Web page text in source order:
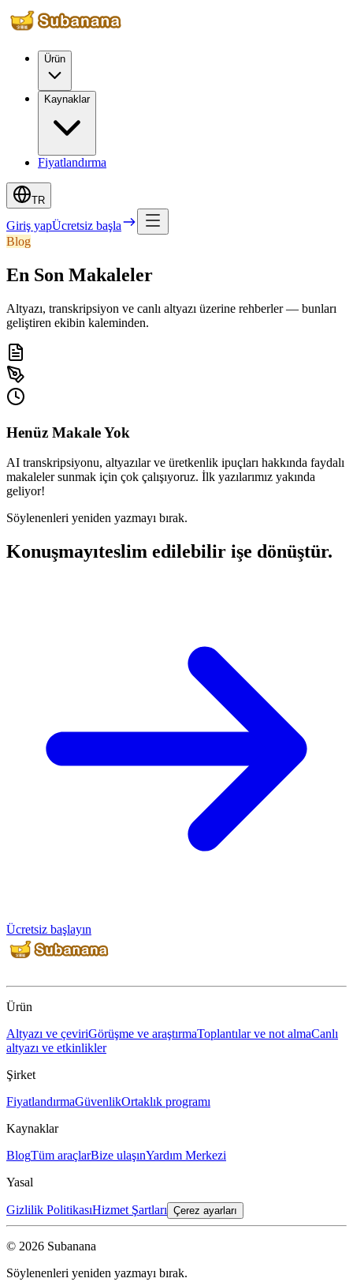
Ürün
Kaynaklar
Fiyatlandırma
TR
Giriş yapÜcretsiz başla
Blog
En Son Makaleler
Altyazı, transkripsiyon ve canlı altyazı üzerine rehberler — bunları
geliştiren ekibin kaleminden.
Henüz Makale Yok
AI transkripsiyonu, altyazılar ve üretkenlik ipuçları hakkında faydalı
makaleler sunmak için çok çalışıyoruz. İlk yazılarımız yakında
geliyor!
Söylenenleri yeniden yazmayı bırak.
Konuşmayıteslim edilebilir işe dönüştür.
Ücretsiz başlayın
Ürün
Altyazı ve çeviriGörüşme ve araştırmaToplantılar ve not almaCanlı
altyazı ve etkinlikler
Şirket
FiyatlandırmaGüvenlikOrtaklık programı
Kaynaklar
BlogTüm araçlarBize ulaşınYardım Merkezi
Yasal
Gizlilik PolitikasıHizmet Şartları Çerez ayarları
© 2026 Subanana
Söylenenleri yeniden yazmayı bırak.